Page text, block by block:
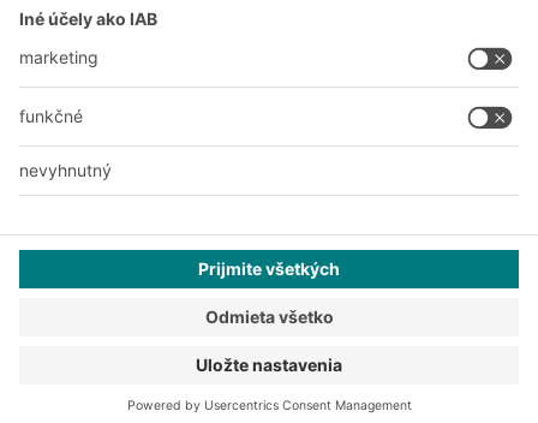
038 760 00 86
© 2026 BITO-Lagertechnik Bittmann GmbH
Táto ponuka je určená pre priemysel, remeslá, obchod a
profesie na použitie pri samostatnej, profesionálnej alebo
Všeobecné obchodné podmienky
Ochrana osobných údajovNastavenia súkromia